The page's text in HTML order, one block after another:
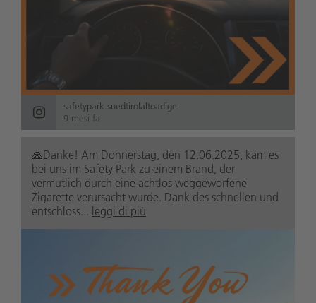
safetypark.suedtirolaltoadige
9 mesi fa
🙏Danke! Am Donnerstag, den 12.06.2025, kam es
bei uns im Safety Park zu einem Brand, der
vermutlich durch eine achtlos weggeworfene
Zigarette verursacht wurde. Dank des schnellen und
entschloss... leggi di più